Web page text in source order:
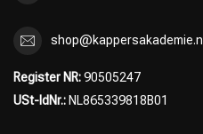
shop@kappersakademie.nl
Register NR:90505247
USt-IdNr.: NL865339818B01